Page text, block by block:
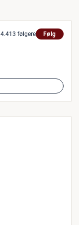
4.413 følgere Følg